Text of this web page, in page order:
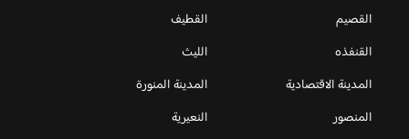
القصيم
القطيف
القنفذه
الليث
المدينة الاقتصادية
المدينة المنورة
المنصور
النعيرية